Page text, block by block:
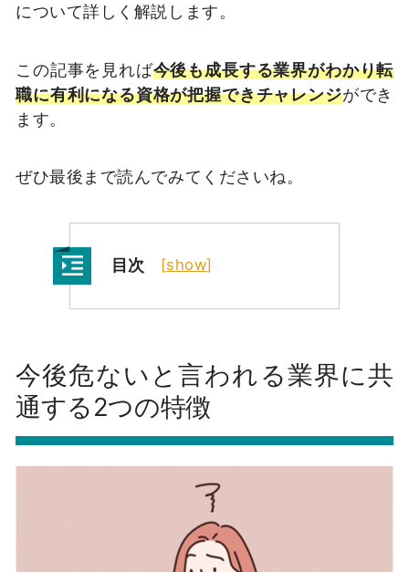
について詳しく解説します。
この記事を見れば今後も成長する業界がわかり転
職に有利になる資格が把握できチャレンジができ
ます。
ぜひ最後まで読んでみてくださいね。
目次 [show]
今後危ないと言われる業界に共
通する2つの特徴